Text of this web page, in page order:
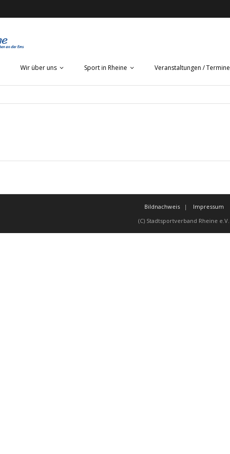
Wir über uns Sport in Rheine Veranstaltungen / Termine
Bildnachweis
Impressum
(C) Stadtsportverband Rheine e.V.